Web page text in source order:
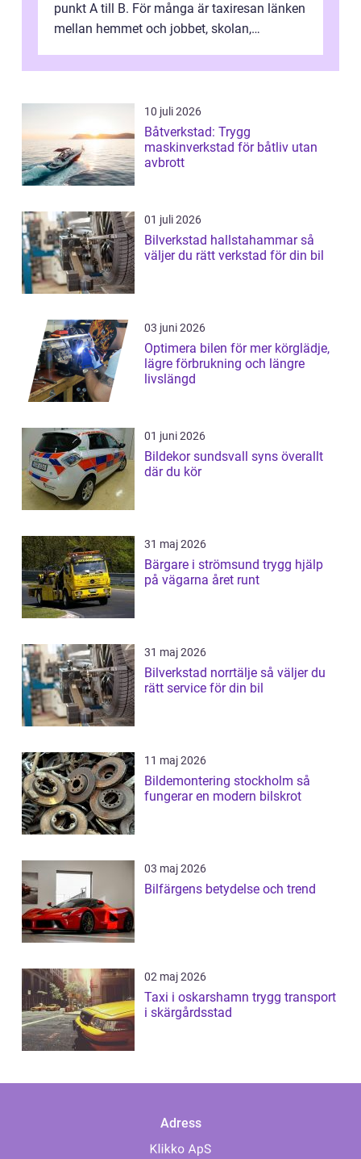
punkt A till B. För många är taxiresan länken
mellan hemmet och jobbet, skolan,
10 juli 2026
Båtverkstad: Trygg
maskinverkstad för båtliv utan
avbrott
01 juli 2026
Bilverkstad hallstahammar så
väljer du rätt verkstad för din bil
03 juni 2026
Optimera bilen för mer körglädje,
lägre förbrukning och längre
livslängd
01 juni 2026
Bildekor sundsvall syns överallt
där du kör
31 maj 2026
Bärgare i strömsund trygg hjälp
på vägarna året runt
31 maj 2026
Bilverkstad norrtälje så väljer du
rätt service för din bil
11 maj 2026
Bildemontering stockholm så
fungerar en modern bilskrot
03 maj 2026
Bilfärgens betydelse och trend
02 maj 2026
Taxi i oskarshamn trygg transport
i skärgårdsstad
Adress